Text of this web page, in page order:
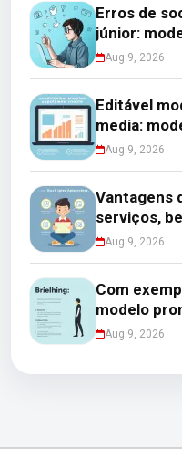
Erros de
júnior:
Aug 9, 2026
Editável
media:
Aug 9, 2026
Vantagens
serviços,
Aug 9, 2026
Com
modelo
Aug 9, 2026